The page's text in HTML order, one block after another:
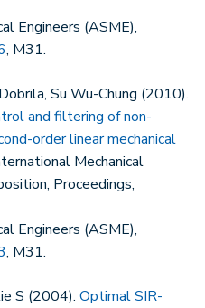
Engineers (ASME),
, M31.
Su Wu-Chung (2010).
and filtering of non-
order linear mechanical
Mechanical
Proceedings,
Engineers (ASME),
, M31.
S (2004). Optimal SIR-